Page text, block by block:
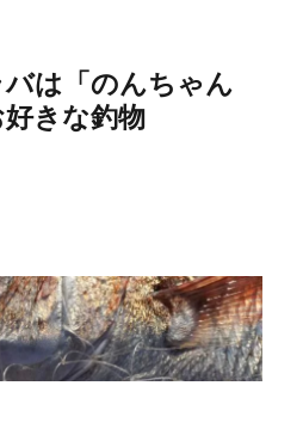
は「のんちゃん
きな釣物